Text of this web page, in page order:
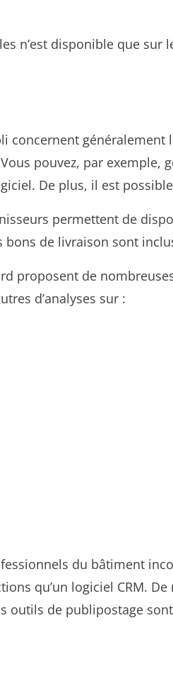
n’est disponible que sur
concernent
pouvez, par
De plus, il est
permettent de
de livraison sont
proposent de
d’analyses sur :
du bâtiment
qu’un logiciel CRM.
outils de publipostage